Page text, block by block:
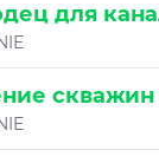
для
скважин